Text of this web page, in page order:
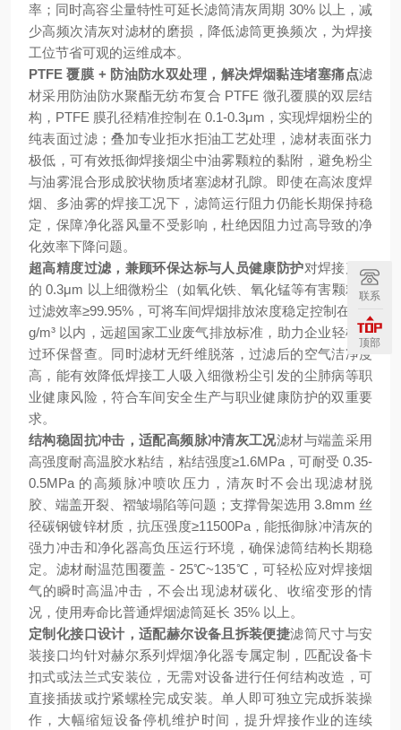
率；同时高容尘量特性可延长滤筒清灰周期 30% 以上，减
少高频次清灰对滤材的磨损，降低滤筒更换频次，为焊接
工位节省可观的运维成本。
PTFE 覆膜 + 防油防水双处理，解决焊烟黏连堵塞痛点滤
材采用防油防水聚酯无纺布复合 PTFE 微孔覆膜的双层结
构，PTFE 膜孔径精准控制在 0.1-0.3μm，实现焊烟粉尘的
纯表面过滤；叠加专业拒水拒油工艺处理，滤材表面张力
极低，可有效抵御焊接烟尘中油雾颗粒的黏附，避免粉尘
与油雾混合形成胶状物质堵塞滤材孔隙。即使在高浓度焊
烟、多油雾的焊接工况下，滤筒运行阻力仍能长期保持稳
定，保障净化器风量不受影响，杜绝因阻力过高导致的净
化效率下降问题。
超高精度过滤，兼顾环保达标与人员健康防护对焊接产生
的 0.3μm 以上细微粉尘（如氧化铁、氧化锰等有害颗粒）
过滤效率≥99.95%，可将车间焊烟排放浓度稳定控制在 5m
g/m³ 以内，远超国家工业废气排放标准，助力企业轻松通
过环保督查。同时滤材无纤维脱落，过滤后的空气洁净度
高，能有效降低焊接工人吸入细微粉尘引发的尘肺病等职
业健康风险，符合车间安全生产与职业健康防护的双重要
求。
结构稳固抗冲击，适配高频脉冲清灰工况滤材与端盖采用
高强度耐高温胶水粘结，粘结强度≥1.6MPa，可耐受 0.35-
0.5MPa 的高频脉冲喷吹压力，清灰时不会出现滤材脱
胶、端盖开裂、褶皱塌陷等问题；支撑骨架选用 3.8mm 丝
径碳钢镀锌材质，抗压强度≥11500Pa，能抵御脉冲清灰的
强力冲击和净化器高负压运行环境，确保滤筒结构长期稳
定。滤材耐温范围覆盖 - 25℃~135℃，可轻松应对焊接烟
气的瞬时高温冲击，不会出现滤材碳化、收缩变形的情
况，使用寿命比普通焊烟滤筒延长 35% 以上。
定制化接口设计，适配赫尔设备且拆装便捷滤筒尺寸与安
装接口均针对赫尔系列焊烟净化器专属定制，匹配设备卡
扣式或法兰式安装位，无需对设备进行任何结构改造，可
直接插拔或拧紧螺栓完成安装。单人即可独立完成拆装操
作，大幅缩短设备停机维护时间，提升焊接作业的连续
联系
顶部